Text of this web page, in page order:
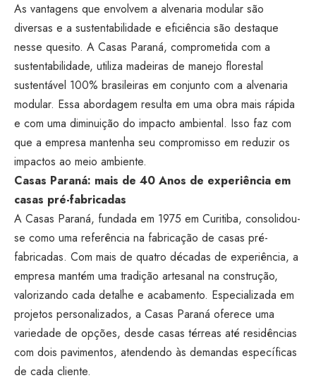
As vantagens que envolvem a alvenaria modular são
diversas e a sustentabilidade e eficiência são destaque
nesse quesito. A Casas Paraná, comprometida com a
sustentabilidade, utiliza madeiras de manejo florestal
sustentável 100% brasileiras em conjunto com a alvenaria
modular. Essa abordagem resulta em uma obra mais rápida
e com uma diminuição do impacto ambiental. Isso faz com
que a empresa mantenha seu compromisso em reduzir os
impactos ao meio ambiente.
Casas Paraná: mais de 40 Anos de experiência em
casas pré-fabricadas
A Casas Paraná, fundada em 1975 em Curitiba, consolidou-
se como uma referência na fabricação de casas pré-
fabricadas. Com mais de quatro décadas de experiência, a
empresa mantém uma tradição artesanal na construção,
valorizando cada detalhe e acabamento. Especializada em
projetos personalizados, a Casas Paraná oferece uma
variedade de opções, desde casas térreas até residências
com dois pavimentos, atendendo às demandas específicas
de cada cliente.